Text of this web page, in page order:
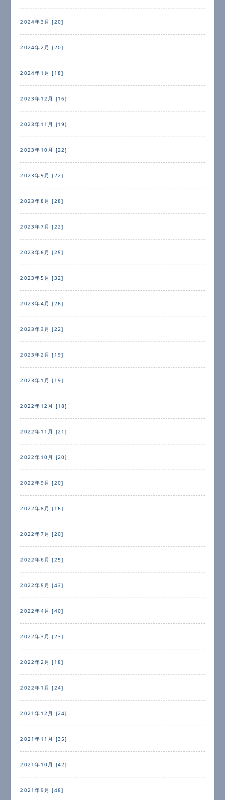
2024年3月 [20]
2024年2月 [20]
2024年1月 [18]
2023年12月 [16]
2023年11月 [19]
2023年10月 [22]
2023年9月 [22]
2023年8月 [28]
2023年7月 [22]
2023年6月 [25]
2023年5月 [32]
2023年4月 [26]
2023年3月 [22]
2023年2月 [19]
2023年1月 [19]
2022年12月 [18]
2022年11月 [21]
2022年10月 [20]
2022年9月 [20]
2022年8月 [16]
2022年7月 [20]
2022年6月 [25]
2022年5月 [43]
2022年4月 [40]
2022年3月 [23]
2022年2月 [18]
2022年1月 [24]
2021年12月 [24]
2021年11月 [35]
2021年10月 [42]
2021年9月 [48]